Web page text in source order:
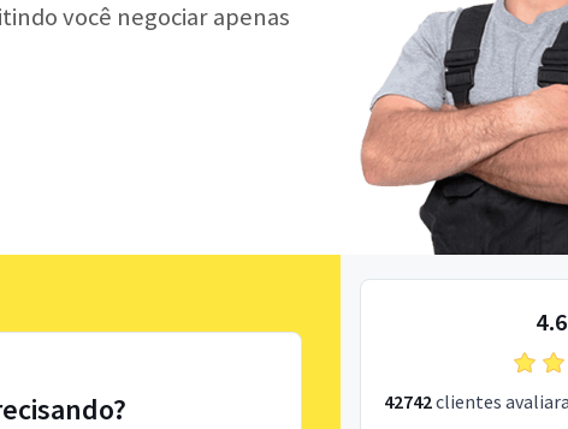
você negociar apenas
42742clientes